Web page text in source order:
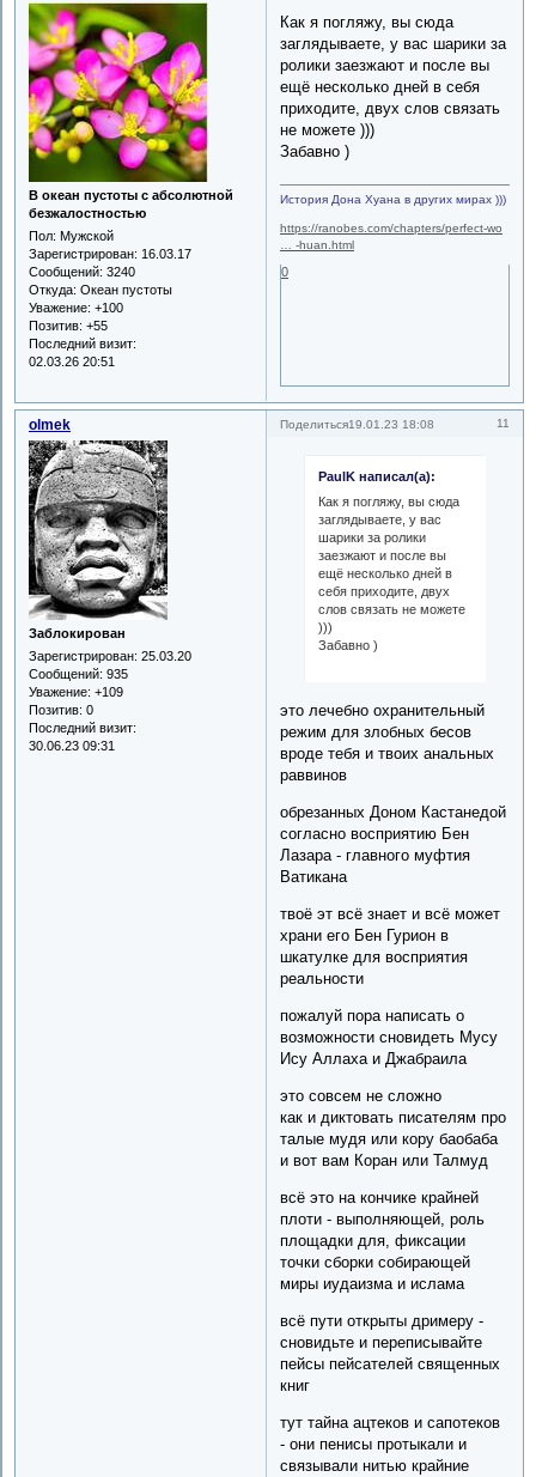
В океан пустоты с абсолютной
безжалостностью
Пол: Мужской
Зарегистрирован: 16.03.17
Сообщений: 3240
Откуда: Океан пустоты
Уважение: +100
Позитив: +55
Последний визит:
02.03.26 20:51
Как я погляжу, вы сюда
заглядываете, у вас шарики за
ролики заезжают и после вы
ещё несколько дней в себя
приходите, двух слов связать
не можете )))
Забавно )
История Дона Хуана в других мирах )))
https://ranobes.com/chapters/perfect-wo
… -huan.html
0
Поделиться 11
19.01.23 18:08
olmek
Заблокирован
Зарегистрирован: 25.03.20
Сообщений: 935
Уважение: +109
Позитив: 0
Последний визит:
30.06.23 09:31
PaulK написал(а):
Как я погляжу, вы сюда
заглядываете, у вас
шарики за ролики
заезжают и после вы
ещё несколько дней в
себя приходите, двух
слов связать не можете
)))
Забавно )
это лечебно охранительный
режим для злобных бесов
вроде тебя и твоих анальных
раввинов
обрезанных Доном Кастанедой
согласно восприятию Бен
Лазара - главного муфтия
Ватикана
твоё эт всё знает и всё может
храни его Бен Гурион в
шкатулке для восприятия
реальности
пожалуй пора написать о
возможности сновидеть Мусу
Ису Аллаха и Джабраила
это совсем не сложно
как и диктовать писателям про
талые мудя или кору баобаба
и вот вам Коран или Талмуд
всё это на кончике крайней
плоти - выполняющей, роль
площадки для, фиксации
точки сборки собирающей
миры иудаизма и ислама
всё пути открыты дримеру -
сновидьте и переписывайте
пейсы пейсателей священных
книг
тут тайна ацтеков и сапотеков
- они пенисы протыкали и
связывали нитью крайние